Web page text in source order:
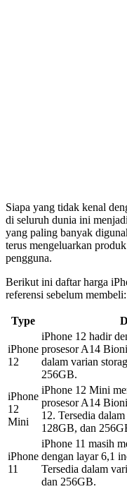
Siapa yang tidak kenal
di seluruh dunia ini
yang paling banyak
terus mengeluarkan
pengguna.
Berikut ini daftar harga
referensi sebelum membeli:
Type
iPhone
12
iPhone 12 hadir
prosesor A14
dalam varian
256GB.
iPhone
12
Mini
iPhone 12 Mini
prosesor A14
12. Tersedia
128GB, dan
iPhone
11
iPhone 11 masih
dengan layar 6,1
Tersedia dalam
dan 256GB.